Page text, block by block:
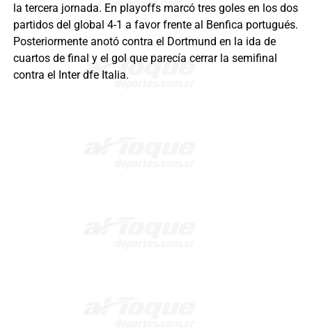
la tercera jornada. En playoffs marcó tres goles en los dos
partidos del global 4-1 a favor frente al Benfica portugués.
Posteriormente anotó contra el Dortmund en la ida de
cuartos de final y el gol que parecía cerrar la semifinal
contra el Inter dfe Italia.